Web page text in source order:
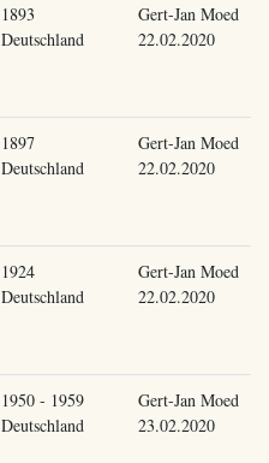
1893
Deutschland
Gert-Jan Moed
22.02.2020
1897
Deutschland
Gert-Jan Moed
22.02.2020
1924
Deutschland
Gert-Jan Moed
22.02.2020
1950 - 1959
Deutschland
Gert-Jan Moed
23.02.2020